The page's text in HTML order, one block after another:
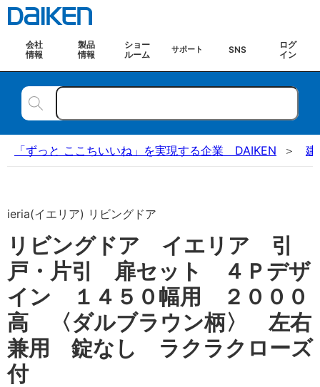
会社
情報
製品
情報
ショー
ルーム
サポート SNS
ログ
イン
「ずっと ここちいいね」を実現する企業 DAIKEN 建
ieria(イエリア) リビングドア
リビングドア イエリア 引
戸・片引 扉セット ４Ｐデザ
イン １４５０幅用 ２０００
高 〈ダルブラウン柄〉 左右
兼用 錠なし ラクラクローズ
付